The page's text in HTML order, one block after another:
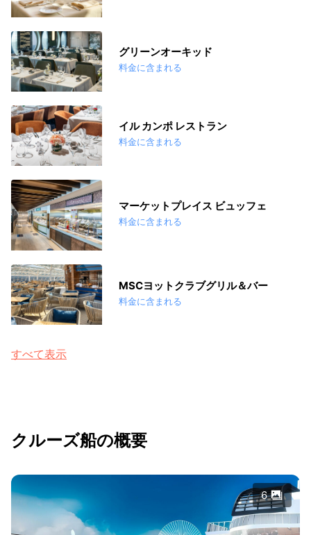
グリーンオーキッド
料金に含まれる
イル カンポ レストラン
料金に含まれる
マーケットプレイス ビュッフェ
料金に含まれる
MSCヨットクラブグリル＆バー
料金に含まれる
すべて表示
クルーズ船の概要
6